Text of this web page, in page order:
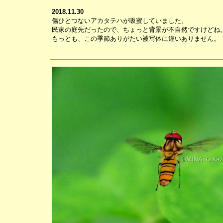
2018.11.30
傷ひとつないアカタテハが吸蜜していました。
民家の庭先だったので、ちょっと背景が不自然ですけどね
もっとも、この季節ありがたい被写体に違いありません。